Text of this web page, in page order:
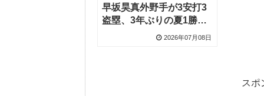
早坂昊真外野手が3安打3
盗塁、3年ぶりの夏1勝で
次戦は全国覇者・慶応
2026年07月08日
スポ